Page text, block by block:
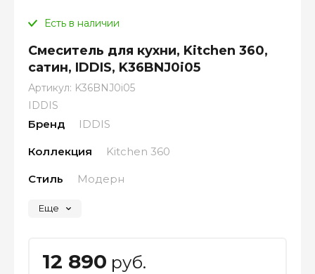
Есть в наличии
Смеситель для кухни, Kitchen 360,
сатин, IDDIS, K36BNJ0i05
Артикул: K36BNJ0i05
IDDIS
Бренд IDDIS
Коллекция Kitchen 360
Стиль Модерн
Еще
12 890 руб.